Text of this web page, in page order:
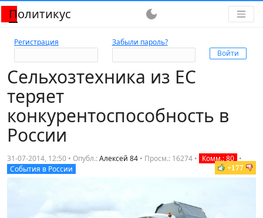
Политикус dark_mode
Регистрация Забыли пароль?
Сельхозтехника из ЕС
теряет
конкурентоспособность в
России
31-07-2014, 12:50 • Опубл.:Алексей 84 • Просм.: 16274 • Комм.: 80 •
События в России
+177